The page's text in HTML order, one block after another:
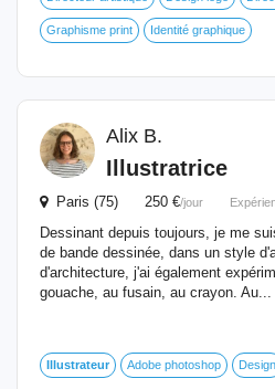
Graphisme print Identité graphique
Alix B.
Illustratrice
Paris (75) 250 €/jour
Dessinant depuis toujours, je me
de bande dessinée, dans un style
d'architecture, j'ai également
gouache, au fusain, au crayon. Au...
Illustrateur Adobe photoshop Design